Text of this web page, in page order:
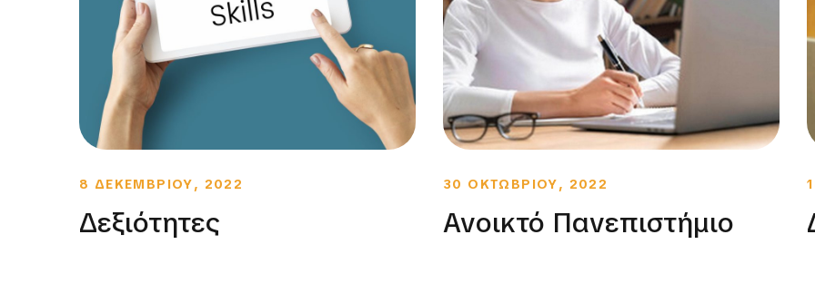
8 ΔΕΚΕΜΒΡΙΟΥ, 2022
Δεξιότητες
30 ΟΚΤΩΒΡΙΟΥ, 2022
Ανοικτό Πανεπιστήμιο